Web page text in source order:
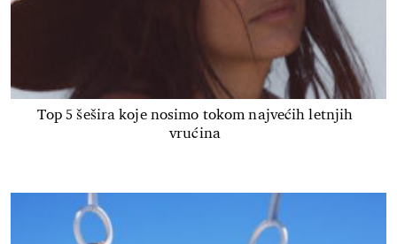
Top 5 šešira koje nosimo tokom najvećih letnjih
vrućina